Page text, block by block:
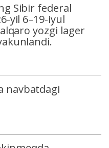
Sibir federal
yil 6–19-iyul
yozgi lager
navbatdagi